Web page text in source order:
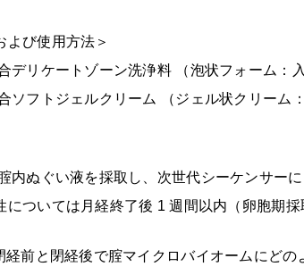
よび使用方法＞
デリケートゾーン洗浄料 （泡状フォーム：
ソフトジェルクリーム （ジェル状クリーム
内ぬぐい液を採取し、次世代シーケンサー
については月経終了後 1 週間以内（卵胞期採
経前と閉経後で腟マイクロバイオームにど